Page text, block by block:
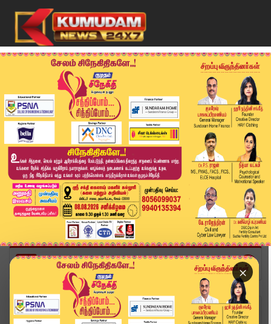
×
Home
வீடியோ ஸ்டோரி